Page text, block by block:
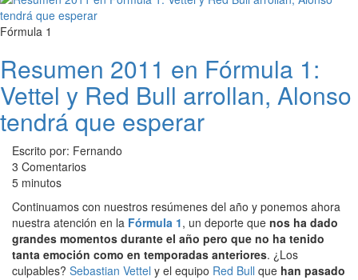
Fórmula 1
Resumen 2011 en Fórmula 1:
Vettel y Red Bull arrollan, Alonso
tendrá que esperar
Escrito por: Fernando
3 Comentarios
5 minutos
Continuamos con nuestros resúmenes del año y ponemos ahora
nuestra atención en la Fórmula 1, un deporte que nos ha dado
grandes momentos durante el año pero que no ha tenido
tanta emoción como en temporadas anteriores. ¿Los
culpables? Sebastian Vettel y el equipo Red Bull que han pasado